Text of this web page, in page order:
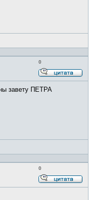
0
завету ПЕТРА
0